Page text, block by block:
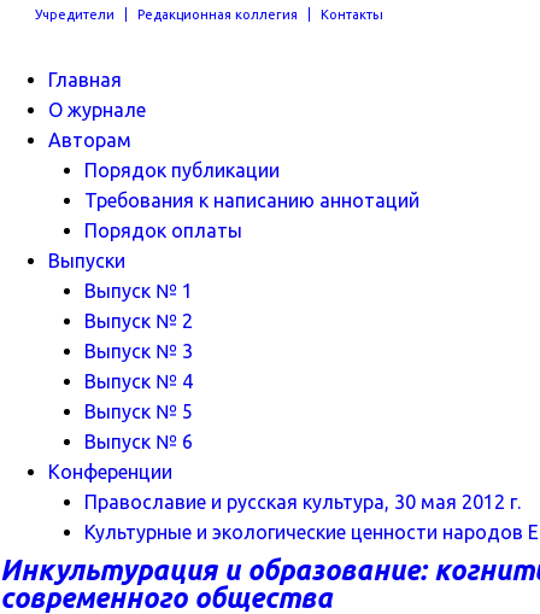
Учредители Редакционная коллегия Контакты
Главная
О журнале
Авторам
Порядок публикации
Требования к написанию аннотаций
Порядок оплаты
Выпуски
Выпуск № 1
Выпуск № 2
Выпуск № 3
Выпуск № 4
Выпуск № 5
Выпуск № 6
Конференции
Православие и русская культура, 30 мая 2012 г.
Культурные и экологические ценности народов
Инкультурация и образование:
современного общества